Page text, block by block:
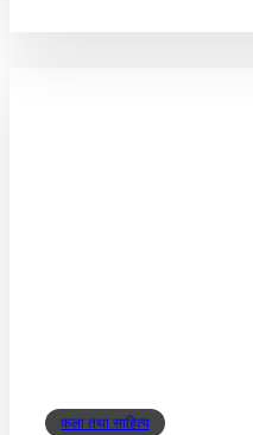
कला तथा साहित्य